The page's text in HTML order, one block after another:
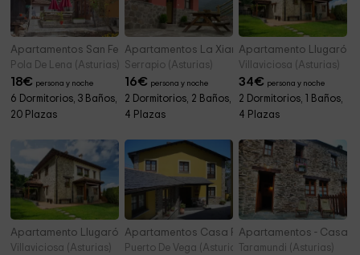
Apartamentos San Feliz
Pola De Lena (Asturias)
18€ persona y noche
6 Dormitorios, 3 Baños,
20 Plazas
Apartamentos La Xiarapina
Serrapio (Asturias)
16€ persona y noche
2 Dormitorios, 2 Baños,
4 Plazas
Apartamento Llugarón I
Villaviciosa (Asturias)
34€ persona y noche
2 Dormitorios, 1 Baños,
4 Plazas
Apartamento Llugarón II
Villaviciosa (Asturias)
Apartamentos Casa Pachona
Puerto De Vega (Asturias)
Apartamentos - Casas
Taramundi (Asturias)